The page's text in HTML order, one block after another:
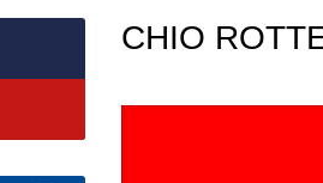
CHIO